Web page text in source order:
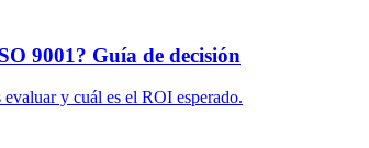
9001? Guía de decisión
y cuál es el ROI esperado.